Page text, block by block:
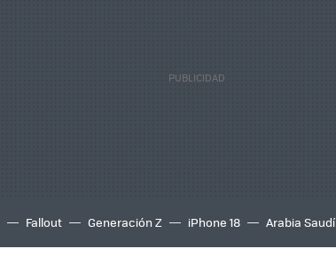
Fallout Generación Z iPhone 18 Arabia Saudí